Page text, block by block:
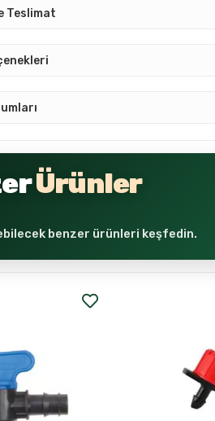
Teslimat
Ürünler
benzer ürünleri keşfedin.